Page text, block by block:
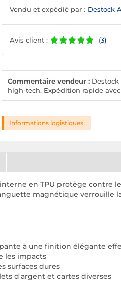
Vendu et expédié par : Destock
Avis client : (3)
Commentaire vendeur : Destock
high-tech. Expédition rapide
Informations logistiques
en TPU protège contre
magnétique verrouille
à une finition élégante
les impacts
surfaces dures
d'argent et cartes diverses